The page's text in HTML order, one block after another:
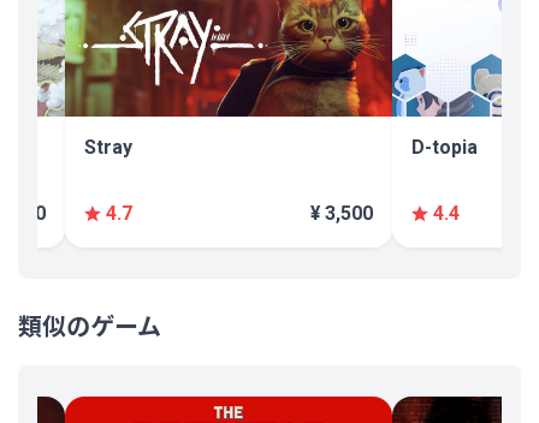
Stray
4.7 ¥ 3,500
D-topia
4.4
類似のゲーム